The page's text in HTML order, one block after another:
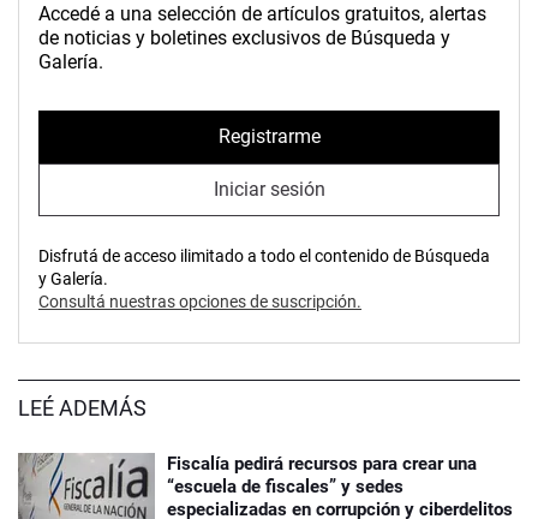
Accedé a una selección de artículos gratuitos, alertas
de noticias y boletines exclusivos de Búsqueda y
Galería.
Registrarme
Iniciar sesión
Disfrutá de acceso ilimitado a todo el contenido de Búsqueda
y Galería.
Consultá nuestras opciones de suscripción.
LEÉ ADEMÁS
Fiscalía pedirá recursos para crear una
“escuela de fiscales” y sedes
especializadas en corrupción y ciberdelitos